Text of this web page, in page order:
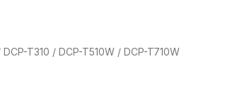
T310 / DCP-T510W / DCP-T710W